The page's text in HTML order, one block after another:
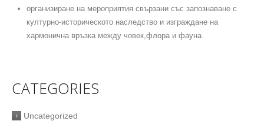
организиране на мероприятия свързани със запознаване с
културно-историческото наследство и изграждане на
хармонична връзка между човек,флора и фауна.
CATEGORIES
Uncategorized